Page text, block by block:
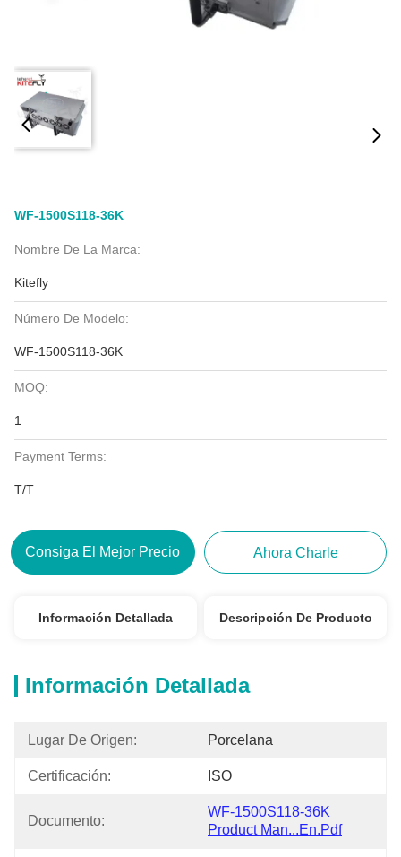
WF-1500S118-36K
Nombre De La Marca:
Kitefly
Número De Modelo:
WF-1500S118-36K
MOQ:
1
Payment Terms:
T/T
Consiga El Mejor Precio Ahora Charle
Información Detallada Descripción De Producto
Información Detallada
Lugar De Origen: Porcelana
Certificación: ISO
Documento:
WF-1500S118-36K
Product Man...en.pdf